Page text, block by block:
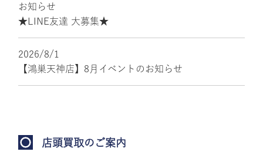
お知らせ
★LINE友達 大募集★
2026/8/1
【鴻巣天神店】8月イベントのお知らせ
店頭買取のご案内